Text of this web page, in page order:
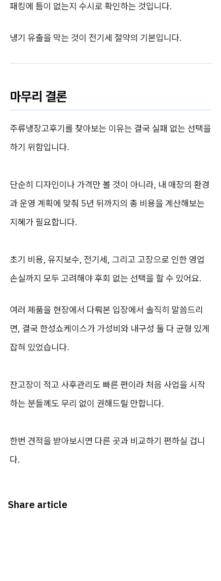
패킹에 틈이 없는지 수시로 확인하는 것입니다.
냉기 유출을 막는 것이 전기세 절약의 기본입니다.
마무리 결론
주류냉장고후기를 찾아보는 이유는 결국 실패 없는 선택을
하기 위함입니다.
단순히 디자인이나 가격만 볼 것이 아니라, 내 매장의 환경
과 운영 계획에 맞춰 5년 뒤까지의 총 비용을 계산해보는
지혜가 필요합니다.
초기 비용, 유지보수, 전기세, 그리고 고장으로 인한 영업
손실까지 모두 고려해야 후회 없는 선택을 할 수 있어요.
여러 제품을 현장에서 다뤄본 입장에서 솔직히 말씀드리
면, 결국 한성쇼케이스가 가성비와 내구성 둘 다 균형 있게
잡혀 있었습니다.
잔고장이 적고 사후관리도 빠른 편이라 처음 사업을 시작
하는 분들께도 무리 없이 권해드릴 만합니다.
한번 견적을 받아보시면 다른 곳과 비교하기 편하실 겁니
다.
Share article